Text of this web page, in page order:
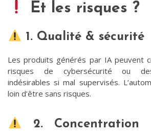
Et les risques ?
1. Qualité & sécurité
Les produits générés par IA peuvent
risques de cybersécurité ou
indésirables si mal supervisés.
loin d’être sans risques.
2. Concentration